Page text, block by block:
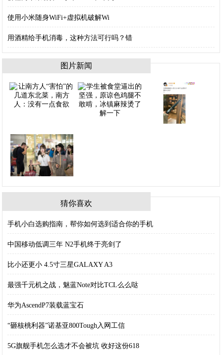
使用小米随身WiFi+虚拟机破解Wi
用酒精给手机消毒，这种方法可行吗？错
图片新闻
猜你喜欢
手机小白选购指南，帮你如何选到适合你的手机
中国移动低调三年 N2手机终于亮剑了
比小还更小 4.5寸三星GALAXY A3
最强千元机之战，魅蓝Note对比TCL么么哒
华为AscendP7装载蓝宝石
“砸核桃利器”诺基亚800Tough入网工信
5G旗舰手机怎么选才不会被坑 收好这份618